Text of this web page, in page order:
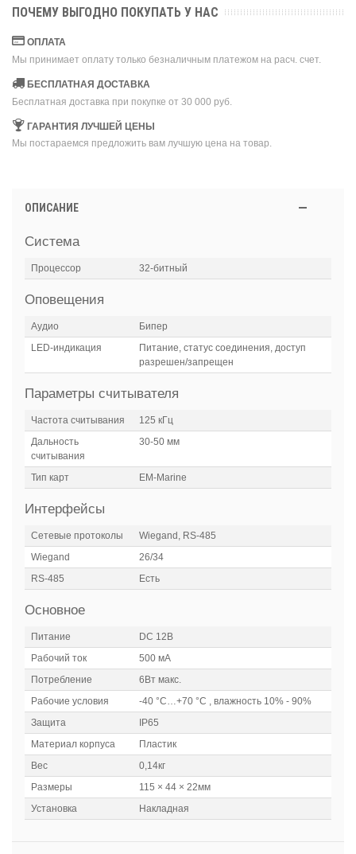
ПОЧЕМУ ВЫГОДНО ПОКУПАТЬ У НАС
ОПЛАТА
Мы принимает оплату только безналичным платежом на расч. счет.
БЕСПЛАТНАЯ ДОСТАВКА
Бесплатная доставка при покупке от 30 000 руб.
ГАРАНТИЯ ЛУЧШЕЙ ЦЕНЫ
Мы постараемся предложить вам лучшую цена на товар.
ОПИСАНИЕ
Система
Процессор 32-битный
Оповещения
Аудио
Бипер
LED-индикация
Питание, статус соединения, доступ
разрешен/запрещен
Параметры считывателя
Частота считывания
125 кГц
Дальность
считывания
30-50 мм
Тип карт EM-Marine
Интерфейсы
Сетевые протоколы
Wiegand, RS-485
Wiegand
26/34
RS-485
Есть
Основное
Питание
DC 12В
Рабочий ток
500 мА
Потребление
6Вт макс.
Рабочие условия
-40 °C…+70 °C , влажность 10% - 90%
Защита
IP65
Материал корпуса
Пластик
Вес
0,14кг
Размеры
115 × 44 × 22мм
Установка
Накладная